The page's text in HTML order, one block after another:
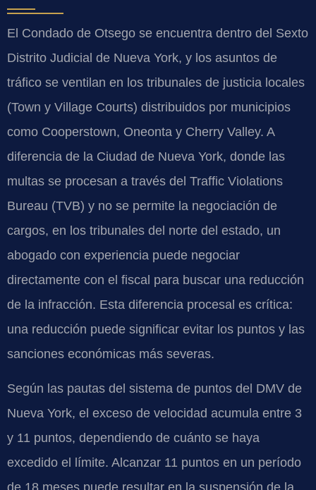
El Condado de Otsego se encuentra dentro del Sexto
Distrito Judicial de Nueva York, y los asuntos de
tráfico se ventilan en los tribunales de justicia locales
(Town y Village Courts) distribuidos por municipios
como Cooperstown, Oneonta y Cherry Valley. A
diferencia de la Ciudad de Nueva York, donde las
multas se procesan a través del Traffic Violations
Bureau (TVB) y no se permite la negociación de
cargos, en los tribunales del norte del estado, un
abogado con experiencia puede negociar
directamente con el fiscal para buscar una reducción
de la infracción. Esta diferencia procesal es crítica:
una reducción puede significar evitar los puntos y las
sanciones económicas más severas.
Según las pautas del sistema de puntos del DMV de
Nueva York, el exceso de velocidad acumula entre 3
y 11 puntos, dependiendo de cuánto se haya
excedido el límite. Alcanzar 11 puntos en un período